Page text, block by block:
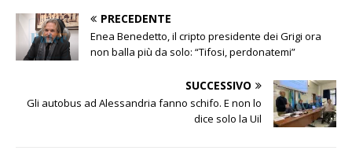
PRECEDENTE
Enea Benedetto, il cripto presidente dei Grigi ora
non balla più da solo: “Tifosi, perdonatemi”
SUCCESSIVO
Gli autobus ad Alessandria fanno schifo. E non lo
dice solo la Uil